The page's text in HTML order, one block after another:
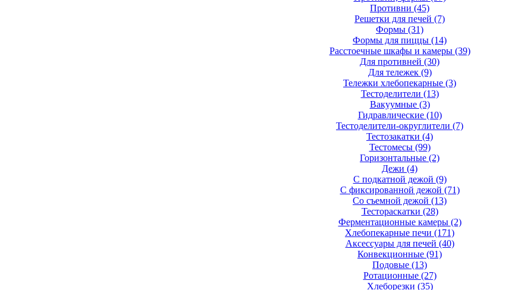
Противни (45)
Решетки для печей (7)
Формы (31)
Формы для пиццы (14)
Расстоечные шкафы и камеры (39)
Для противней (30)
Для тележек (9)
Тележки хлебопекарные (3)
Тестоделители (13)
Вакуумные (3)
Гидравлические (10)
Тестоделители-округлители (7)
Тестозакатки (4)
Тестомесы (99)
Горизонтальные (2)
Дежи (4)
С подкатной дежой (9)
С фиксированной дежой (71)
Со съемной дежой (13)
Тестораскатки (28)
Ферментационные камеры (2)
Хлебопекарные печи (171)
Аксессуары для печей (40)
Конвекционные (91)
Подовые (13)
Ротационные (27)
Хлеборезки (35)